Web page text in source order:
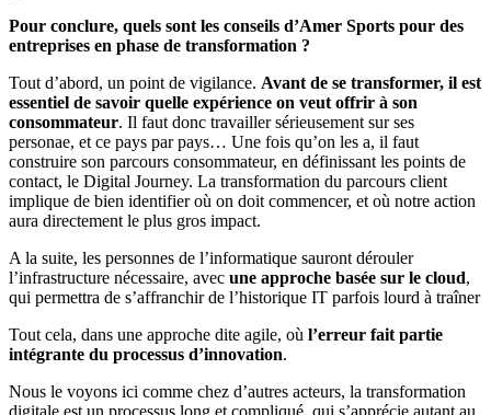
Pour conclure, quels sont les conseils d’Amer Sports pour des
entreprises en phase de transformation ?
Tout d’abord, un point de vigilance. Avant de se transformer, il est
essentiel de savoir quelle expérience on veut offrir à son
consommateur. Il faut donc travailler sérieusement sur ses
personae, et ce pays par pays… Une fois qu’on les a, il faut
construire son parcours consommateur, en définissant les points de
contact, le Digital Journey. La transformation du parcours client
implique de bien identifier où on doit commencer, et où notre action
aura directement le plus gros impact.
A la suite, les personnes de l’informatique sauront dérouler
l’infrastructure nécessaire, avec une approche basée sur le cloud,
qui permettra de s’affranchir de l’historique IT parfois lourd à traîner
Tout cela, dans une approche dite agile, où l’erreur fait partie
intégrante du processus d’innovation.
Nous le voyons ici comme chez d’autres acteurs, la transformation